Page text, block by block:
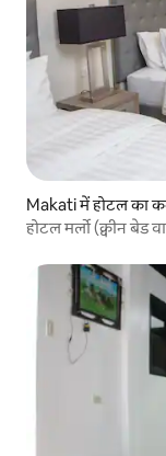
Makati में होटल का
होटल मर्लो (क्वीन बेड